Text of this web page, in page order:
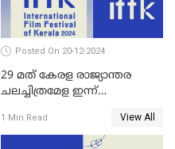
അഞ്ച് പുരസ്കാരം
Posted On 20-12-2024
29 മത് കേരള രാജ്യാന്തര
ചലച്ചിത്രമേള ഇന്ന്
1 Min Read View All